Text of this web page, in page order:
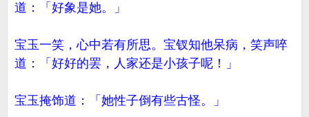
道：「好象是她。」
宝玉一笑，心中若有所思。宝钗知他呆病，笑声啐
道：「好好的罢，人家还是小孩子呢！」
宝玉掩饰道：「她性子倒有些古怪。」